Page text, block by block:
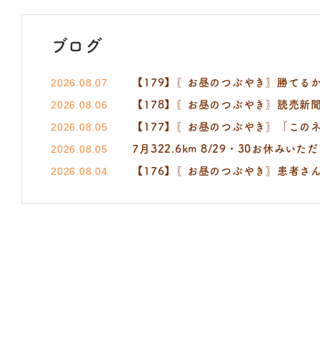
ブログ
2026.08.07 【179】〖お昼のつぶやき〗勝て
2026.08.06 【178】〖お昼のつぶやき〗読売新聞 小
2026.08.05 【177】〖お昼のつぶやき〗「この
2026.08.05 7月322.6km 8/29・30お休みいただ
2026.08.04 【176】〖お昼のつぶやき〗患者さ